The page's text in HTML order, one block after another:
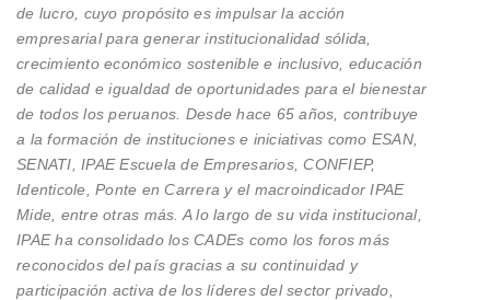
de lucro, cuyo propósito es impulsar la acción
empresarial para generar institucionalidad sólida,
crecimiento económico sostenible e inclusivo, educación
de calidad e igualdad de oportunidades para el bienestar
de todos los peruanos. Desde hace 65 años, contribuye
a la formación de instituciones e iniciativas como ESAN,
SENATI, IPAE Escuela de Empresarios, CONFIEP,
Identicole, Ponte en Carrera y el macroindicador IPAE
Mide, entre otras más. A lo largo de su vida institucional,
IPAE ha consolidado los CADEs como los foros más
reconocidos del país gracias a su continuidad y
participación activa de los líderes del sector privado,